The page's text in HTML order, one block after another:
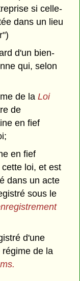
si celle-
dans un lieu
d'un bien-
qui, selon
de la Loi
de
en fief
en fief
loi, et est
dans un acte
sous le
d'une
de la